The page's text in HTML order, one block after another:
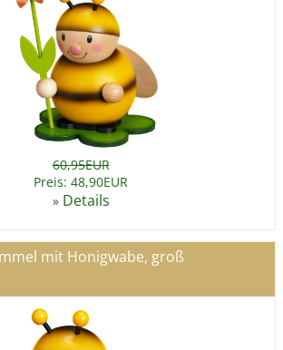
60,95EUR
Preis: 48,90EUR
» Details
mit Honigwabe, groß